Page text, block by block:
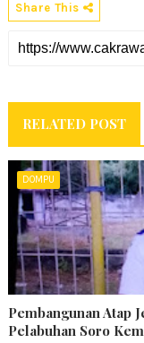
Share This
RELATED POST
DOMPU
Pembangunan Atap
Pelabuhan Soro